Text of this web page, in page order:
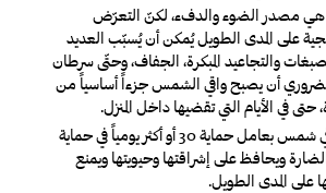
مصدر الضوء والدفء، لكنّ التعرّض
على المدى الطويل يُمكن أن يُسبّب العديد
والتجاعيد المبكرة، الجفاف، وحتّى سرطان
أن يصبح واقي الشمس جزءاً أساسياً من
حتى في الأيام التي تقضيها داخل المنزل.
يساعد استخدام واقي شمس بعامل حماية 30 أو أكثر يومياً في حماية
ويحافظ على إشراقتها وحيويتها ويمنع
على المدى الطويل.